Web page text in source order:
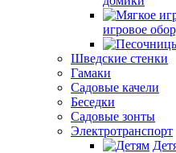
игровое
Шведские стенки
Гамаки
Садовые качели
Беседки
Садовые зонты
Электротранспорт